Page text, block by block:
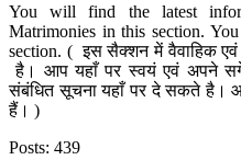
You will find the latest
Matrimonies in this section.
section. ( इस सैक्शन में वैवाहिक एवं
है। आप यहाँ पर स्वयं एवं अपने सगे
संबंधित सूचना यहाँ पर दे सकते है।
हैं। )
Posts: 439